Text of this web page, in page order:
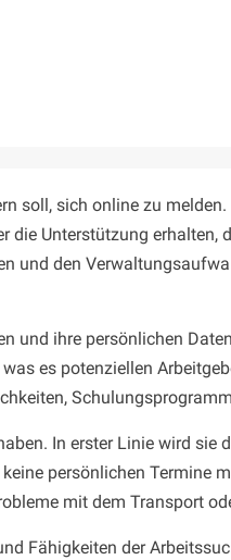
soll, sich online zu
Unterstützung erhalten,
und den
und ihre persönlichen
es potenziellen
In erster Linie wird
persönlichen Termine
mit dem Transport
Fähigkeiten der